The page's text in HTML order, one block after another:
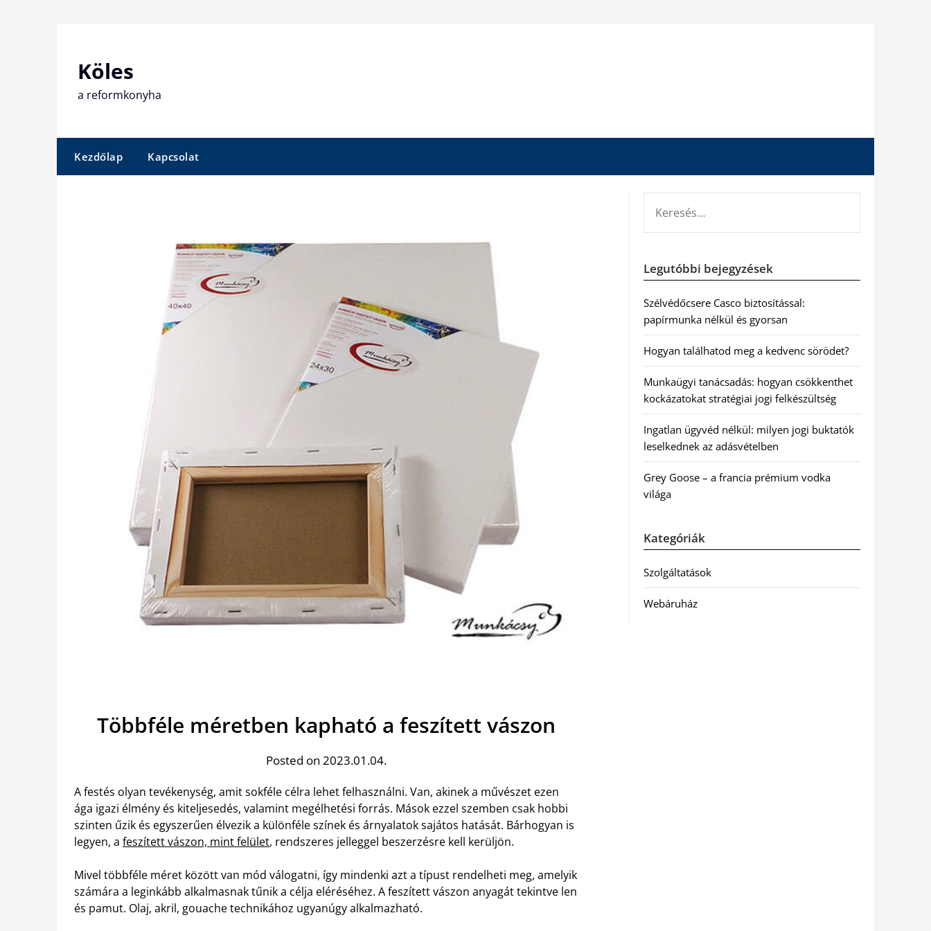
Köles
a reformkonyha
Kezdőlap Kapcsolat
Többféle méretben kapható a feszített vászon
Posted on 2023.01.04.
A festés olyan tevékenység, amit sokféle célra lehet felhasználni. Van, akinek a művészet ezen
ága igazi élmény és kiteljesedés, valamint megélhetési forrás. Mások ezzel szemben csak hobbi
szinten űzik és egyszerűen élvezik a különféle színek és árnyalatok sajátos hatását. Bárhogyan is
legyen, a feszített vászon, mint felület, rendszeres jelleggel beszerzésre kell kerüljön.
Mivel többféle méret között van mód válogatni, így mindenki azt a típust rendelheti meg, amelyik
számára a leginkább alkalmasnak tűnik a célja eléréséhez. A feszített vászon anyagát tekintve len
és pamut. Olaj, akril, gouache technikához ugyanúgy alkalmazható.
Legutóbbi bejegyzések
Szélvédőcsere Casco biztosítással:
papírmunka nélkül és gyorsan
Hogyan találhatod meg a kedvenc sörödet?
Munkaügyi tanácsadás: hogyan csökkenthet
kockázatokat stratégiai jogi felkészültség
Ingatlan ügyvéd nélkül: milyen jogi buktatók
leselkednek az adásvételben
Grey Goose – a francia prémium vodka
világa
Kategóriák
Szolgáltatások
Webáruház